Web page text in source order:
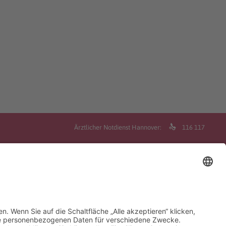
Ärztlicher Notdienst Hannover:  116 117